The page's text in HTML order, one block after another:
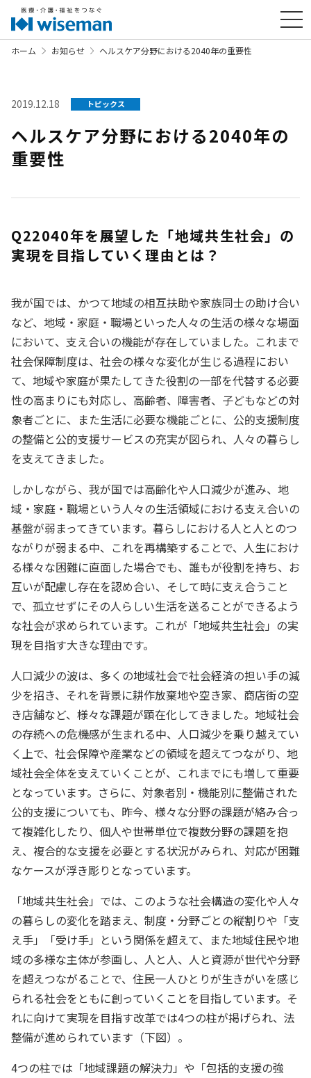
ホーム お知らせ ヘルスケア分野における2040年の重要性
2019.12.18 トピックス
ヘルスケア分野における2040年の
重要性
Q22040年を展望した「地域共生社会」の
実現を目指していく理由とは？
我が国では、かつて地域の相互扶助や家族同士の助け合い
など、地域・家庭・職場といった人々の生活の様々な場面
において、支え合いの機能が存在していました。これまで
社会保障制度は、社会の様々な変化が生じる過程におい
て、地域や家庭が果たしてきた役割の一部を代替する必要
性の高まりにも対応し、高齢者、障害者、子どもなどの対
象者ごとに、また生活に必要な機能ごとに、公的支援制度
の整備と公的支援サービスの充実が図られ、人々の暮らし
を支えてきました。
しかしながら、我が国では高齢化や人口減少が進み、地
域・家庭・職場という人々の生活領域における支え合いの
基盤が弱まってきています。暮らしにおける人と人とのつ
ながりが弱まる中、これを再構築することで、人生におけ
る様々な困難に直面した場合でも、誰もが役割を持ち、お
互いが配慮し存在を認め合い、そして時に支え合うこと
で、孤立せずにその人らしい生活を送ることができるよう
な社会が求められています。これが「地域共生社会」の実
現を目指す大きな理由です。
人口減少の波は、多くの地域社会で社会経済の担い手の減
少を招き、それを背景に耕作放棄地や空き家、商店街の空
き店舗など、様々な課題が顕在化してきました。地域社会
の存続への危機感が生まれる中、人口減少を乗り越えてい
く上で、社会保障や産業などの領域を超えてつながり、地
域社会全体を支えていくことが、これまでにも増して重要
となっています。さらに、対象者別・機能別に整備された
公的支援についても、昨今、様々な分野の課題が絡み合っ
て複雑化したり、個人や世帯単位で複数分野の課題を抱
え、複合的な支援を必要とする状況がみられ、対応が困難
なケースが浮き彫りとなっています。
「地域共生社会」では、このような社会構造の変化や人々
の暮らしの変化を踏まえ、制度・分野ごとの縦割りや「支
え手」「受け手」という関係を超えて、また地域住民や地
域の多様な主体が参画し、人と人、人と資源が世代や分野
を超えつながることで、住民一人ひとりが生きがいを感じ
られる社会をともに創っていくことを目指しています。そ
れに向けて実現を目指す改革では4つの柱が掲げられ、法
整備が進められています（下図）。
4つの柱では「地域課題の解決力」や「包括的支援の強